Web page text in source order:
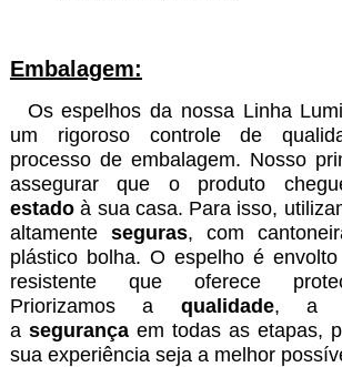
Embalagem:
Os espelhos da nossa Linha
um rigoroso controle de
processo de embalagem. Nosso
assegurar que o produto
estadoà sua casa. Para isso,
altamente seguras, com
plástico bolha. O espelho é
resistente que oferece
Priorizamos a qualidade, a
asegurançaem todas as etapas,
sua experiência seja a melhor